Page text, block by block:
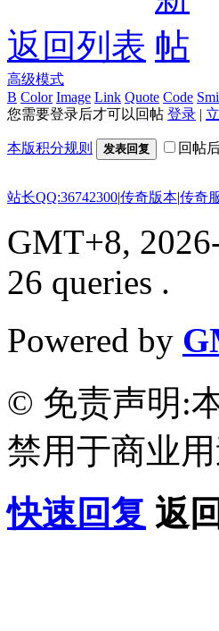
返回列表
高级模式
B Color Image Link Quote Code
您需要登录后才可以回帖 登录 |
本版积分规则 发表回复 回帖
站长QQ:36742300|传奇版本|传奇
GMT+8,
26 queries .
Powered by
© 免责声明:
禁用于商业
快速回复 返